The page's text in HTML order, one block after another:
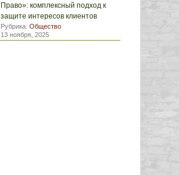
Право»: комплексный подход к
защите интересов клиентов
Рубрика: Общество
13 ноября, 2025